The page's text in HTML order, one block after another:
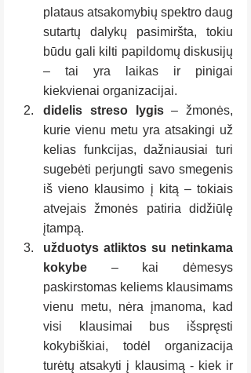
plataus atsakomybių spektro daug
sutartų dalykų pasimiršta, tokiu
būdu gali kilti papildomų diskusijų
– tai yra laikas ir pinigai
kiekvienai organizacijai.
didelis streso lygis – žmonės,
kurie vienu metu yra atsakingi už
kelias funkcijas, dažniausiai turi
sugebėti perjungti savo smegenis
iš vieno klausimo į kitą – tokiais
atvejais žmonės patiria didžiūlę
įtampą.
užduotys atliktos su netinkama
kokybe – kai dėmesys
paskirstomas keliems klausimams
vienu metu, nėra įmanoma, kad
visi klausimai bus išspręsti
kokybiškiai, todėl organizacija
turėtų atsakyti į klausimą - kiek ir